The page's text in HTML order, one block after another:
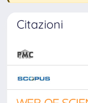
Citazioni